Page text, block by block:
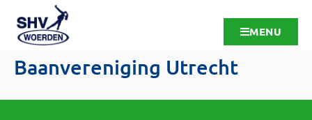
MENU
Baanvereniging Utrecht